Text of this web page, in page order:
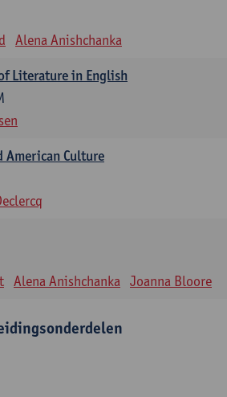
Alena Anishchanka
Literature in English
Culture
Alena Anishchanka Joanna Bloore